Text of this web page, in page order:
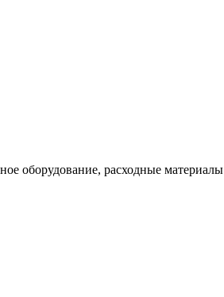
оборудование, расходные материалы